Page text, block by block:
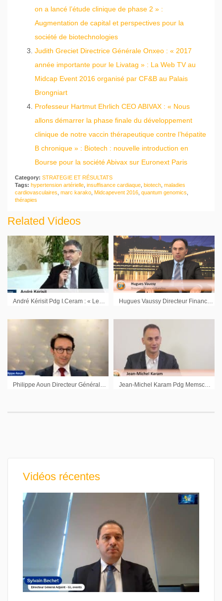
on a lancé l’étude clinique de phase 2 » :
Augmentation de capital et perspectives pour la
société de biotechnologies
Judith Greciet Directrice Générale Onxeo : « 2017
année importante pour le Livatag » : La Web TV au
Midcap Event 2016 organisé par CF&B au Palais
Brongniart
Professeur Hartmut Ehrlich CEO ABIVAX : « Nous
allons démarrer la phase finale du développement
clinique de notre vaccin thérapeutique contre l’hépatite
B chronique » : Biotech : nouvelle introduction en
Bourse pour la société Abivax sur Euronext Paris
Category: STRATEGIE ET RÉSULTATS
Tags: hypertension artérielle insuffisance cardiaque biotech maladies
cardiovasculaires marc karako Midcapevent 2016 quantum genomics
thérapies
Related Videos
André Kérisit Pdg I.Ceram : « Les produits innovants sont des plus en plus puissants dans notre chiffre d’affaires » Hugues Vaussy Directeur Financier Eurofins : « Nous avons une position forte de liquidités pour nos futurs développements »
Vidéos récentes